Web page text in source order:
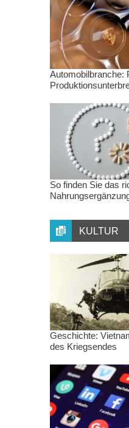
Automobilbranche:
So finden Sie das
KULTUR
Geschichte:
des Kriegsendes